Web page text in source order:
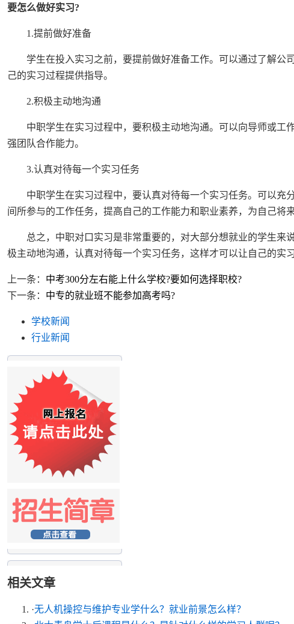
要怎么做好实习?
1.提前做好准备
学生在投入实习之前，要提前做好准备工作。可以通过了解公
己的实习过程提供指导。
2.积极主动地沟通
中职学生在实习过程中，要积极主动地沟通。可以向导师或工
强团队合作能力。
3.认真对待每一个实习任务
中职学生在实习过程中，要认真对待每一个实习任务。可以充
间所参与的工作任务，提高自己的工作能力和职业素养，为自己将
总之，中职对口实习是非常重要的，对大部分想就业的学生来
极主动地沟通，认真对待每一个实习任务，这样才可以让自己的实
上一条： 中考300分左右能上什么学校?要如何选择职校?
下一条： 中专的就业班不能参加高考吗?
学校新闻
行业新闻
相关文章
·无人机操控与维护专业学什么？就业前景怎么样？